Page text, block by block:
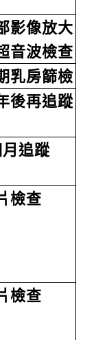
影像放大
音波檢查
乳房篩檢
後再追蹤
追蹤
檢查
檢查